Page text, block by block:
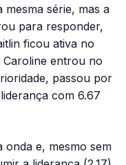
série, mas a
para responder,
ficou ativa no
Caroline entrou no
passou por
com 6.67
onda e, mesmo sem